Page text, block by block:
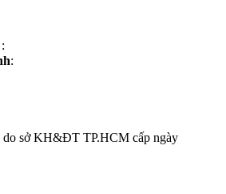
:
:
sở KH&ĐT TP.HCM cấp ngày